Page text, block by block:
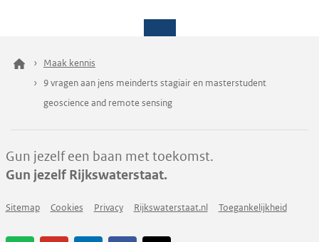
Maak kennis
9 vragen aan jens meinderts stagiair en masterstudent
geoscience and remote sensing
Gun jezelf een baan met toekomst.
Gun jezelf Rijkswaterstaat.
Sitemap Cookies Privacy Rijkswaterstaat.nl Toegankelijkheid